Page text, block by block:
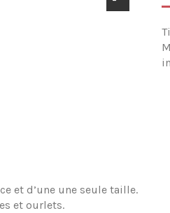
et d’une une seule taille.
et ourlets.